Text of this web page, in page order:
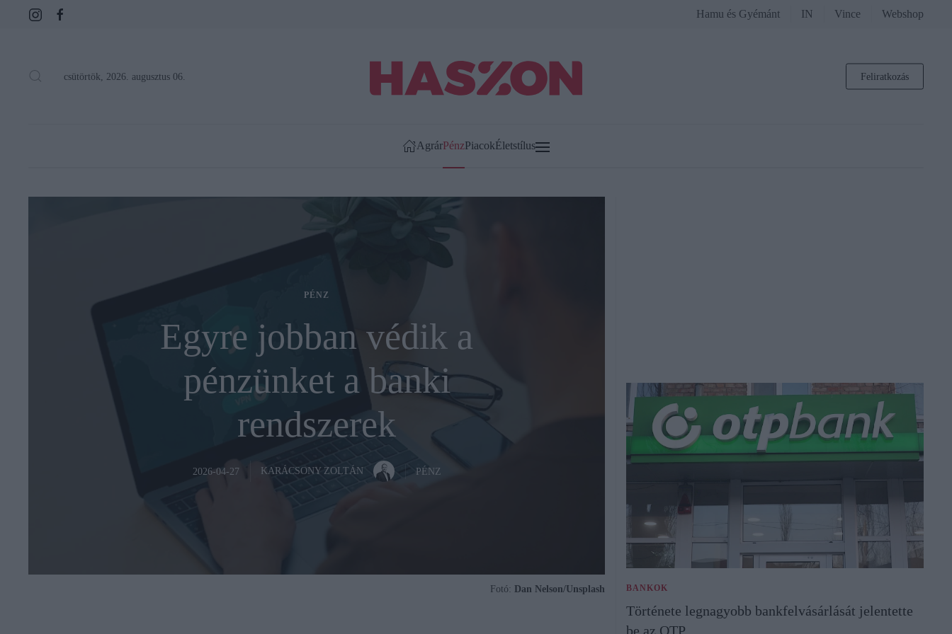
Hamu és Gyémánt IN Vince Webshop
csütörtök, 2026. augusztus 06. Feliratkozás
AgrárPénzPiacokÉletstílus
PÉNZ
Egyre jobban védik a
pénzünket a banki
rendszerek
2026-04-27 KARÁCSONY ZOLTÁN PÉNZ
Fotó: Dan Nelson/Unsplash BANKOK
Története legnagyobb bankfelvásárlását jelentette
be az OTP